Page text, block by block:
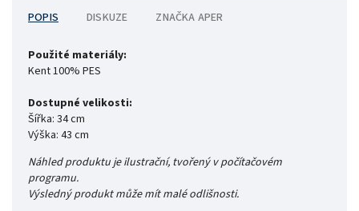
POPIS DISKUZE ZNAČKA APER
Použité materiály:
Kent 100% PES
Dostupné velikosti:
Šířka: 34 cm
Výška: 43 cm
Náhled produktu je ilustrační, tvořený v počítačovém
programu.
Výsledný produkt může mít malé odlišnosti.